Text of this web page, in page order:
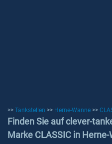
>> Tankstellen >> Herne-Wanne >>
Finden Sie auf clever-
Marke CLASSIC in Herne-